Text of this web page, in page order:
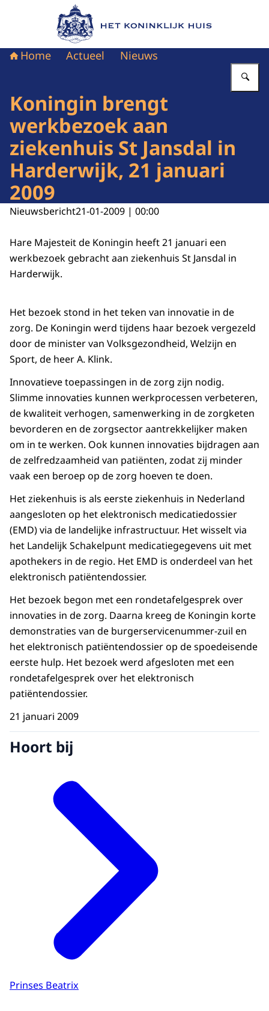
Naar de homepage van Het Koninklijk Huis
Home Actueel Nieuws
Koningin brengt
werkbezoek aan
ziekenhuis St Jansdal in
Harderwijk, 21 januari
2009
Nieuwsbericht21-01-2009 | 00:00
Hare Majesteit de Koningin heeft 21 januari een
werkbezoek gebracht aan ziekenhuis St Jansdal in
Harderwijk.
Het bezoek stond in het teken van innovatie in de
zorg. De Koningin werd tijdens haar bezoek vergezeld
door de minister van Volksgezondheid, Welzijn en
Sport, de heer A. Klink.
Innovatieve toepassingen in de zorg zijn nodig.
Slimme innovaties kunnen werkprocessen verbeteren,
de kwaliteit verhogen, samenwerking in de zorgketen
bevorderen en de zorgsector aantrekkelijker maken
om in te werken. Ook kunnen innovaties bijdragen aan
de zelfredzaamheid van patiënten, zodat zij minder
vaak een beroep op de zorg hoeven te doen.
Het ziekenhuis is als eerste ziekenhuis in Nederland
aangesloten op het elektronisch medicatiedossier
(EMD) via de landelijke infrastructuur. Het wisselt via
het Landelijk Schakelpunt medicatiegegevens uit met
apothekers in de regio. Het EMD is onderdeel van het
elektronisch patiëntendossier.
Het bezoek begon met een rondetafelgesprek over
innovaties in de zorg. Daarna kreeg de Koningin korte
demonstraties van de burgerservicenummer-zuil en
het elektronisch patiëntendossier op de spoedeisende
eerste hulp. Het bezoek werd afgesloten met een
rondetafelgesprek over het elektronisch
patiëntendossier.
21 januari 2009
Hoort bij
Prinses Beatrix